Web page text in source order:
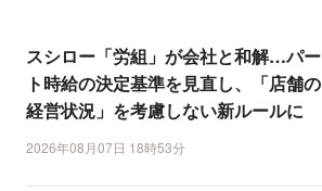
スシロー「労組」が会社と和解…パー
ト時給の決定基準を見直し、「店舗の
経営状況」を考慮しない新ルールに
2026年08月07日 18時53分